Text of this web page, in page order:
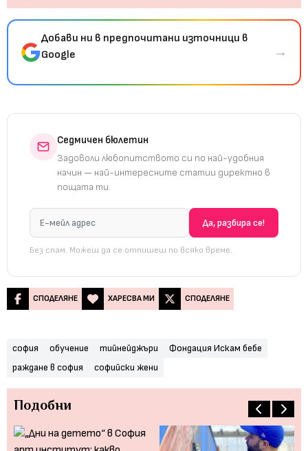
Добави ни в предпочитани източници в
Google
→
Седмичен бюлетин
Задоволи любопитството си по най-удобния
начин — най-интересните статии директно в
пощата ти.
Без спам. Можеш да се отпишеш по всяко време.
СПОДЕЛЯНЕ ХАРЕСВА МИ СПОДЕЛЯНЕ
софия обучение тийнейджъри
Фондация Искам бебе
раждане в софия
софийски жени
Подобни